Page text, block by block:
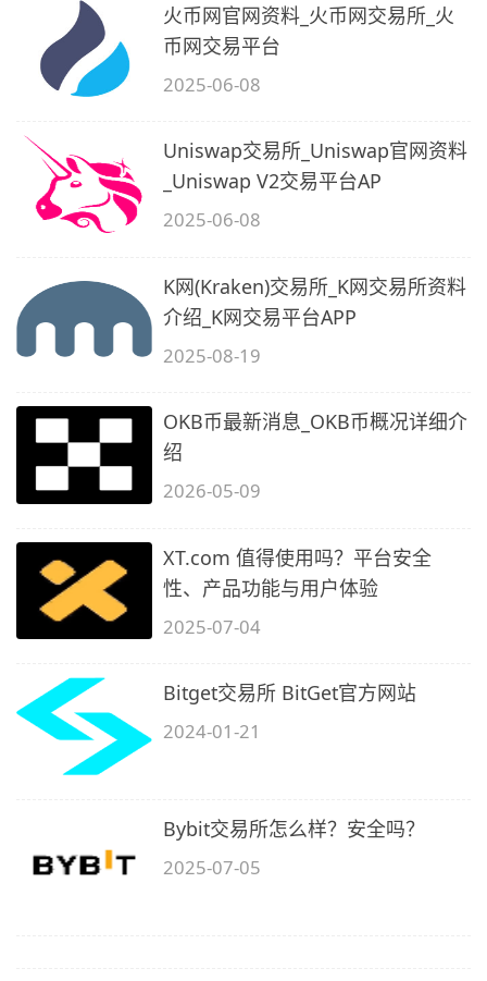
火币网官网资料_火币网交易所_火
币网交易平台
2025-06-08
Uniswap交易所_Uniswap官网资料
_Uniswap V2交易平台AP
2025-06-08
K网(Kraken)交易所_K网交易所资料
介绍_K网交易平台APP
2025-08-19
OKB币最新消息_OKB币概况详细介
绍
2026-05-09
XT.com 值得使用吗？平台安全
性、产品功能与用户体验
2025-07-04
Bitget交易所 BitGet官方网站
2024-01-21
Bybit交易所怎么样？安全吗？
2025-07-05